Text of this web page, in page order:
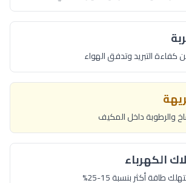
كفاءة التبريد وتدفق الهواء
والرطوبة داخل المكيف
الكهرباء
أكثر بنسبة 15-25%